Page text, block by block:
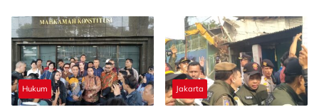
Hukum Jakarta